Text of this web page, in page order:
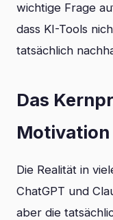
wichtige Frage
dass KI-Tools
tatsächlich
Das
Motivation
Die Realität in
ChatGPT und
aber die